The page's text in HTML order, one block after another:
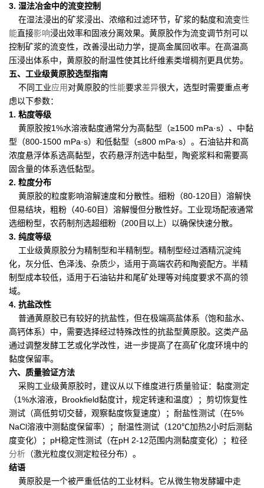
3. 湿法冶金中的流变控制
在湿法浸出的矿浆浸出、浓缩和过滤环节，矿浆的黏度和流变性
能直接影响浸出效率和固液分离效果。黄原胶作为流变调节剂可以
控制矿浆的流变性，改善浸出动力学，提高金属回收率。在高温高
压浸出体系中，黄原胶的耐温性使其比纤维素类增稠剂更具优势。
五、工业级黄原胶选型指南
不同工业应用对黄原胶的性能要求差异很大，选型时需要重点考
虑以下参数：
1. 粘度等级
黄原胶按1%水溶液黏度通常分为高黏型（≥1500 mPa·s）、中黏
型（800-1500 mPa·s）和低黏型（≤800 mPa·s）。石油钻井和高
浓度悬浮体系选高黏型，农药悬浮剂选中黏型，陶瓷浆料和需要高
固含量的体系选低黏型。
2. 粒度分布
黄原胶的粒度影响溶解速度和分散性。细粉（80-120目）溶解快
但易结块，粗粉（40-60目）溶解慢但分散性好。工业现场配液通常
选细粉型，农药制剂选超细粉（200目以上）以确保快速分散。
3. 纯度等级
工业级黄原胶分为精制型和半精制型。精制型经过酒精沉淀纯
化，灰分低、色泽浅、杂质少，适用于高端农药和陶瓷配方。半精
制型成本较低，适用于石油钻井和尾矿处理等对纯度要求不高的领
域。
4. 抗盐改性
普通黄原胶已有较好的抗盐性，但在极端高盐体系（饱和盐水、
高钙体系）中，需要选择经过特殊改性的抗盐型黄原胶。这类产品
通过调整发酵工艺或化学改性，进一步提高了在高矿化度环境中的
黏度保留率。
六、质量验证方法
采购工业级黄原胶时，建议从以下维度进行质量验证：黏度测定
（1%水溶液，Brookfield黏度计，规定转速和温度）；剪切恢复性
测试（高低剪切交替，观察黏度恢复速度）；耐盐性测试（在5%
NaCl溶液中测黏度保留率）；耐温性测试（120℃加热2小时后测黏
度变化）；pH稳定性测试（在pH 2-12范围内测黏度变化）；粒径
分析 （激光粒度仪测定粒径分布）。
结语
黄原胶是一个被严重低估的工业材料。它从微生物发酵罐中走